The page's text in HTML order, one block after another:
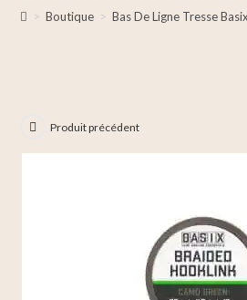
> Boutique > Bas De Ligne Tresse
Produit précédent